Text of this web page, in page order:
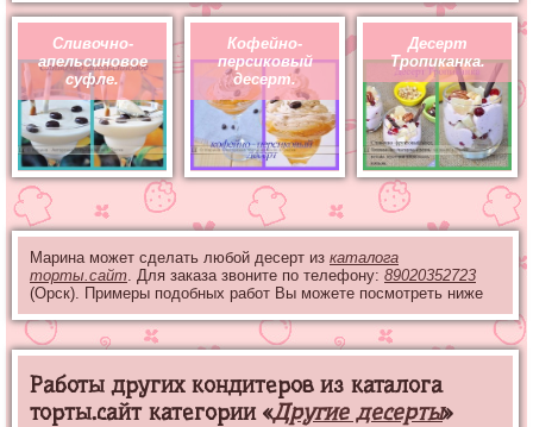
Сливочно-
апельсиновое
суфле.
Кофейно-
персиковый
десерт.
Десерт
Тропиканка.
Марина может сделать любой десерт из каталога
торты.сайт . Для заказа звоните по телефону: 89020352723
(Орск). Примеры подобных работ Вы можете посмотреть ниже
Работы других кондитеров из каталога
торты.сайт категории «Другие десерты»